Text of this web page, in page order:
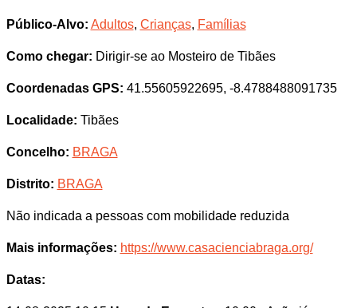
Público-Alvo: Adultos, Crianças, Famílias
Como chegar: Dirigir-se ao Mosteiro de Tibães
Coordenadas GPS: 41.55605922695, -8.4788488091735
Localidade: Tibães
Concelho: BRAGA
Distrito: BRAGA
Não indicada a pessoas com mobilidade reduzida
Mais informações: https://www.casacienciabraga.org/
Datas: